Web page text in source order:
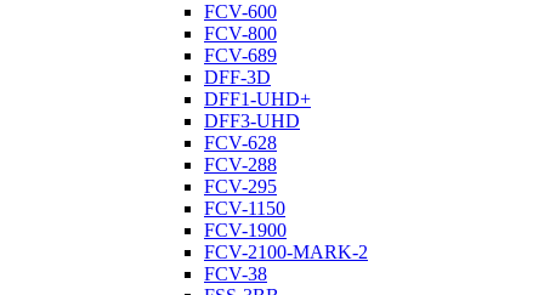
FCV-600
FCV-800
FCV-689
DFF-3D
DFF1-UHD+
DFF3-UHD
FCV-628
FCV-288
FCV-295
FCV-1150
FCV-1900
FCV-2100-MARK-2
FCV-38